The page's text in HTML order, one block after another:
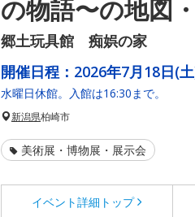
の物語〜の地図
郷土玩具館 痴娯の家
開催日程： 2026年7月18日(
水曜日休館。入館は16:30まで。
新潟県柏崎市
美術展・博物展・展示会
イベント詳細 トップ